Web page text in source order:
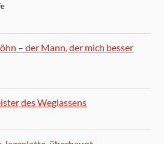
– der Mann, der mich besser
des Weglassens